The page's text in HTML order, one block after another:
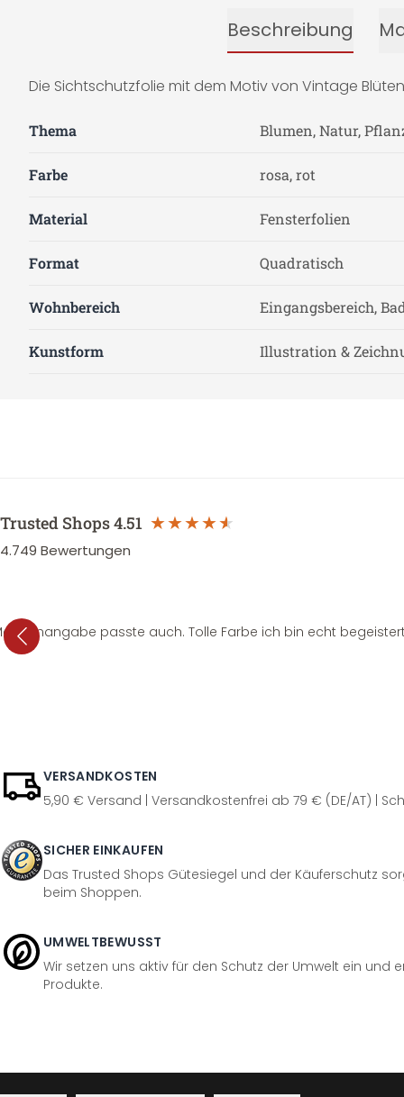
Beschreibung
Die Sichtschutzfolie mit dem Motiv von Vintage
Thema Blumen, Natur,
Farbe rosa, rot
Material Fensterfolien
Format Quadratisch
Wohnbereich Eingangsbereich, Bad
Kunstform Illustration &
Trusted Shops4.51
4.749 Bewertungen
passte auch. Tolle Farbe ich bin echt
VERSANDKOSTEN
5,90 € Versand | Versandkostenfrei ab 79 € (DE/AT) |
SICHER EINKAUFEN
Das Trusted Shops Gütesiegel und der Käuferschutz
beim Shoppen.
UMWELTBEWUSST
Wir setzen uns aktiv für den Schutz der Umwelt ein und
Produkte.